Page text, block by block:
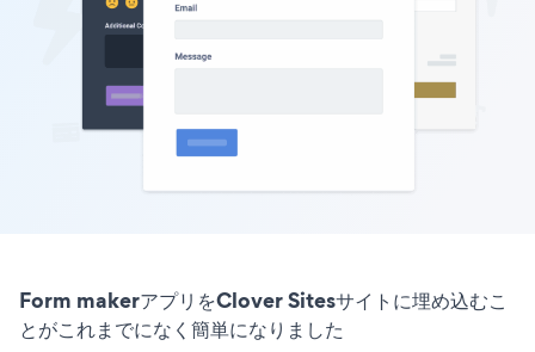
Form makerアプリをClover Sitesサイトに埋め込むこ
とがこれまでになく簡単になりました